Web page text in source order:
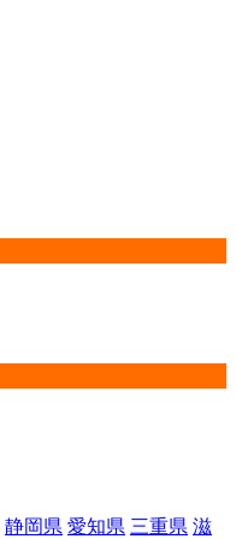
静岡県 愛知県 三重県 滋